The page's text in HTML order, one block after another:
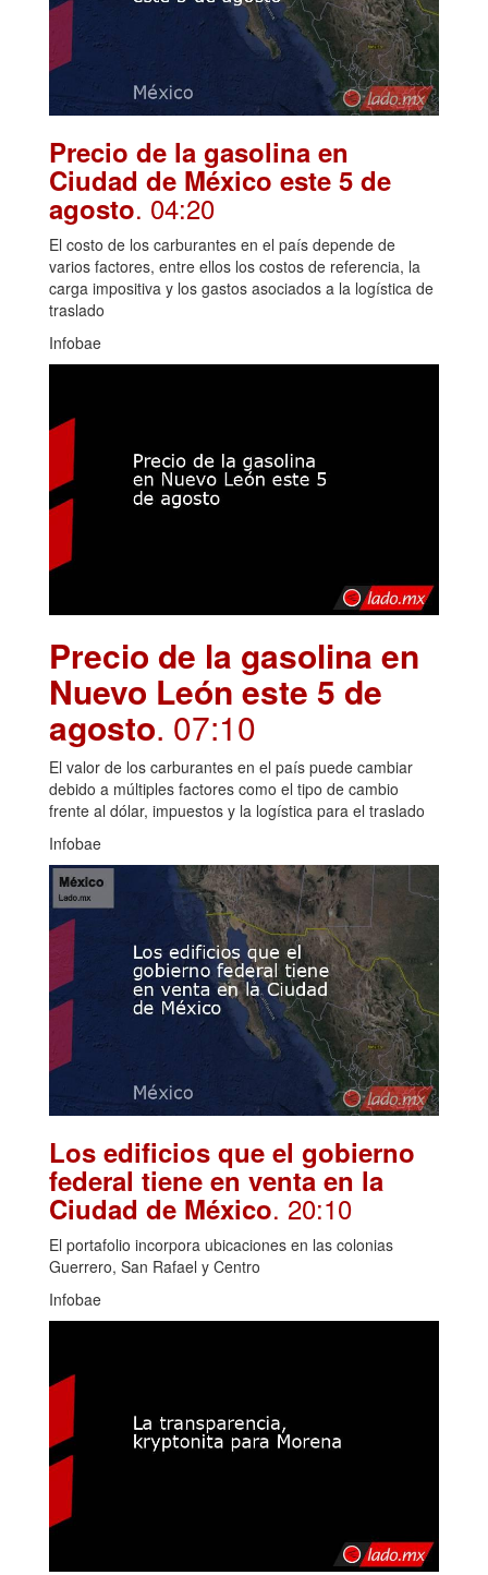
Precio de la gasolina en
Ciudad de México este 5 de
agosto. 04:20
El costo de los carburantes en el país depende de
varios factores, entre ellos los costos de referencia, la
carga impositiva y los gastos asociados a la logística de
traslado
Infobae
Precio de la gasolina en
Nuevo León este 5 de
agosto. 07:10
El valor de los carburantes en el país puede cambiar
debido a múltiples factores como el tipo de cambio
frente al dólar, impuestos y la logística para el traslado
Infobae
Los edificios que el gobierno
federal tiene en venta en la
Ciudad de México. 20:10
El portafolio incorpora ubicaciones en las colonias
Guerrero, San Rafael y Centro
Infobae